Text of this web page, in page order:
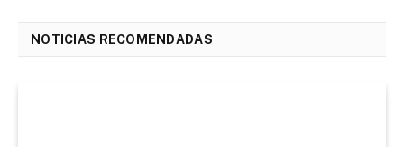
NOTICIAS RECOMENDADAS